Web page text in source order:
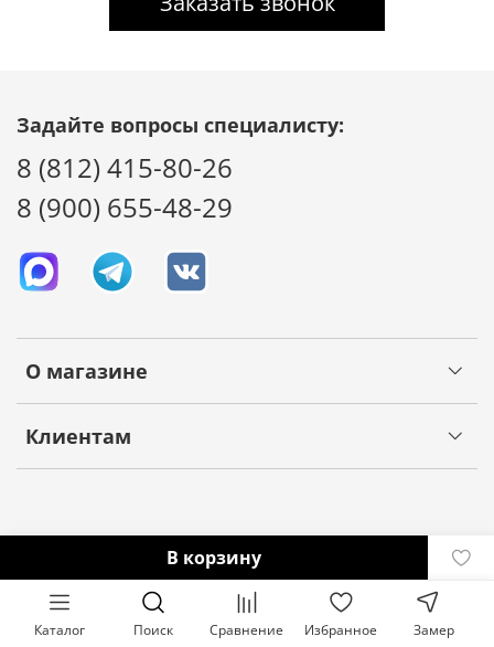
В корзину
О магазине
Клиентам
Задайте вопросы специалисту:
8 (812) 415-80-26
8 (900) 655-48-29
Каталог Поиск Сравнение Избранное Замер